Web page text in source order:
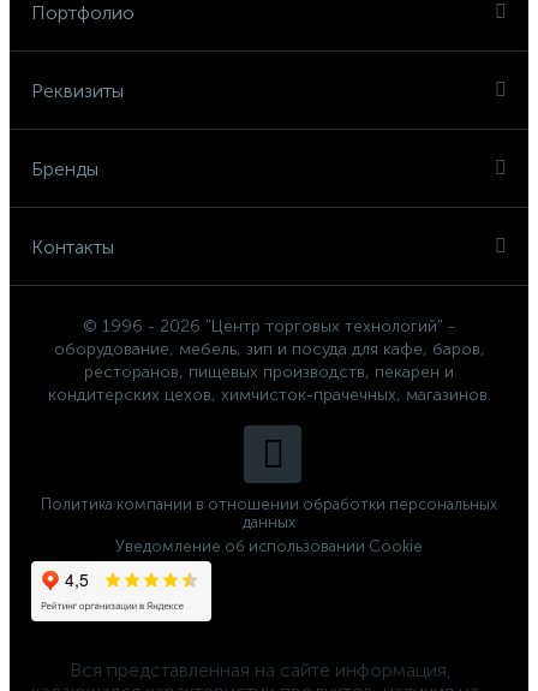
Портфолио
Реквизиты
Бренды
Контакты
© 1996 - 2026 "Центр торговых технологий" -
оборудование, мебель, зип и посуда для кафе, баров,
ресторанов, пищевых производств, пекарен и
кондитерских цехов, химчисток-прачечных, магазинов.
Политика компании в отношении обработки персональных
данных
Уведомление об использовании Cookie